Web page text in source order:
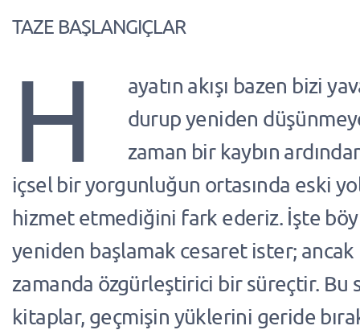
TAZE BAŞLANGIÇLAR
H
ayatın akışı bazen bizi
durup yeniden
zaman bir kaybın
içsel bir yorgunluğun ortasında eski
hizmet etmediğini fark ederiz. İşte
yeniden başlamak cesaret ister; ancak
zamanda özgürleştirici bir süreçtir. Bu
kitaplar, geçmişin yüklerini geride